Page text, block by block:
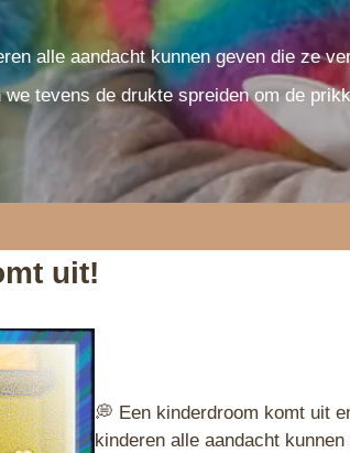
alle aandacht kunnen geven die ze
we tevens de drukte spreiden om de
uit!
💭 Een kinderdroom komt uit
kinderen alle aandacht